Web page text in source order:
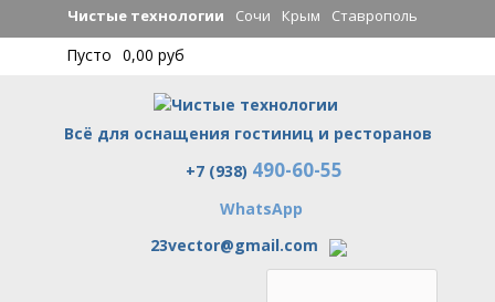
Перейти к
основному
содержанию
Чистые технологии Сочи Крым Ставрополь
Пусто 0,00 руб
Всё для оснащения гостиниц и ресторанов
Чистые технологии
+7 (938) 490-60-55
WhatsApp
23vector@gmail.com